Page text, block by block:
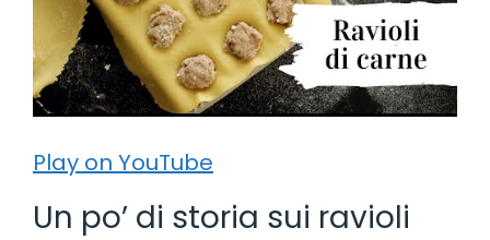
Play on YouTube
Un po’ di storia sui ravioli